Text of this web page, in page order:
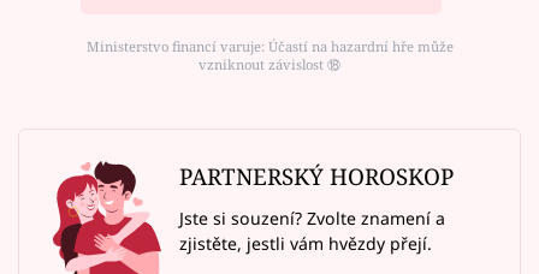
Ministerstvo financí varuje: Účastí na hazardní hře může
vzniknout závislost ⑱
PARTNERSKÝ HOROSKOP
Jste si souzení? Zvolte znamení a
zjistěte, jestli vám hvězdy přejí.